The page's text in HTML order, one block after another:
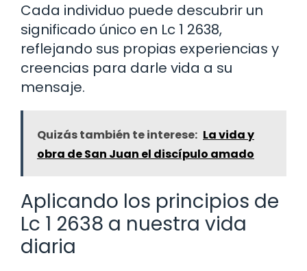
Cada individuo puede descubrir un
significado único en Lc 1 2638,
reflejando sus propias experiencias y
creencias para darle vida a su
mensaje.
Quizás también te interese: La vida y
obra de San Juan el discípulo amado
Aplicando los principios de
Lc 1 2638 a nuestra vida
diaria